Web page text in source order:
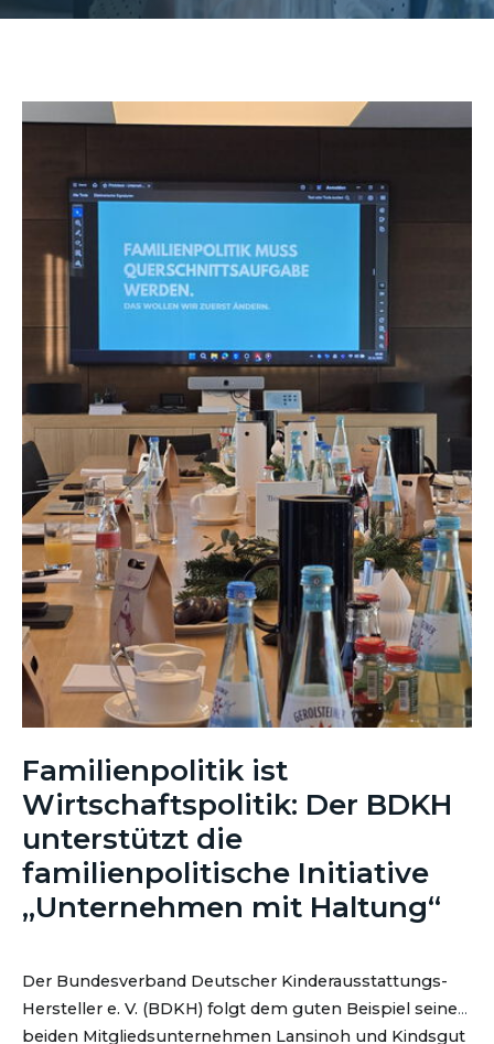
AKTUELL
Familienpolitik ist
Wirtschaftspolitik: Der BDKH
unterstützt die
familienpolitische Initiative
„Unternehmen mit Haltung“
Der Bundesverband Deutscher Kinderausstattungs-
Hersteller e. V. (BDKH) folgt dem guten Beispiel seiner
beiden Mitgliedsunternehmen Lansinoh und Kindsgut